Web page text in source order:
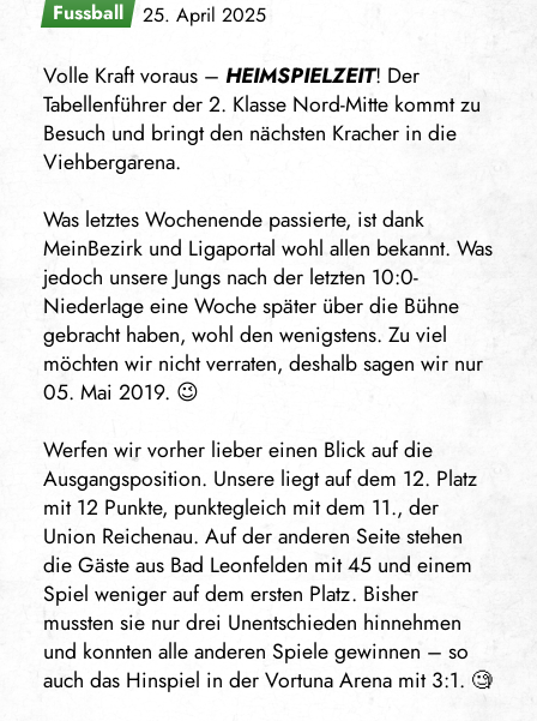
Fussball 25. April 2025
Volle Kraft voraus – HEIMSPIELZEIT! Der
Tabellenführer der 2. Klasse Nord-Mitte kommt zu
Besuch und bringt den nächsten Kracher in die
Viehbergarena.
Was letztes Wochenende passierte, ist dank
MeinBezirk und Ligaportal wohl allen bekannt. Was
jedoch unsere Jungs nach der letzten 10:0-
Niederlage eine Woche später über die Bühne
gebracht haben, wohl den wenigstens. Zu viel
möchten wir nicht verraten, deshalb sagen wir nur
05. Mai 2019. 😉
Werfen wir vorher lieber einen Blick auf die
Ausgangsposition. Unsere liegt auf dem 12. Platz
mit 12 Punkte, punktegleich mit dem 11., der
Union Reichenau. Auf der anderen Seite stehen
die Gäste aus Bad Leonfelden mit 45 und einem
Spiel weniger auf dem ersten Platz. Bisher
mussten sie nur drei Unentschieden hinnehmen
und konnten alle anderen Spiele gewinnen – so
auch das Hinspiel in der Vortuna Arena mit 3:1. 🧐